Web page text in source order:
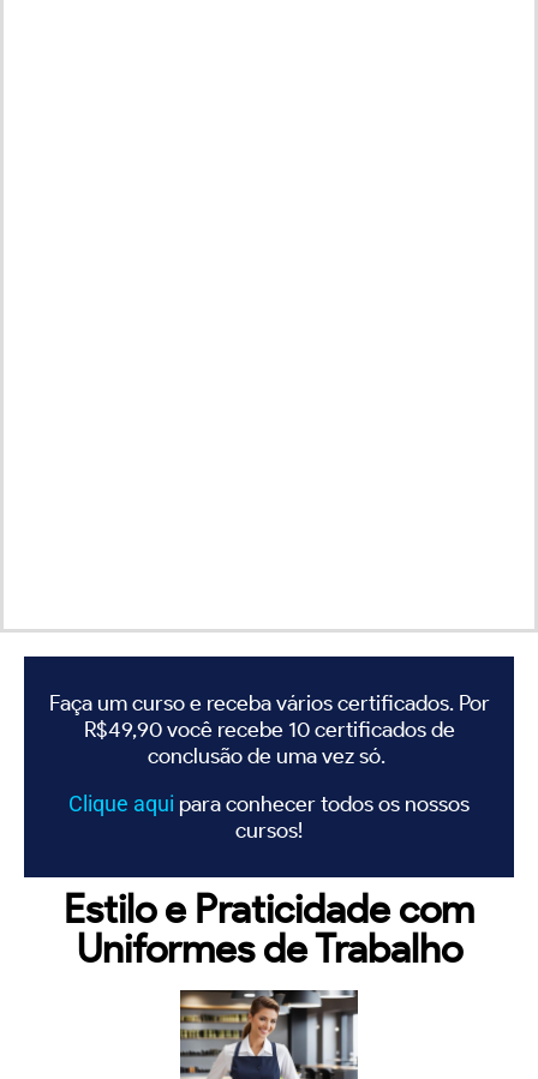
Faça um curso e receba vários certificados. Por
R$49,90 você recebe 10 certificados de
conclusão de uma vez só.
Clique aqui para conhecer todos os nossos
cursos!
Estilo e Praticidade com
Uniformes de Trabalho